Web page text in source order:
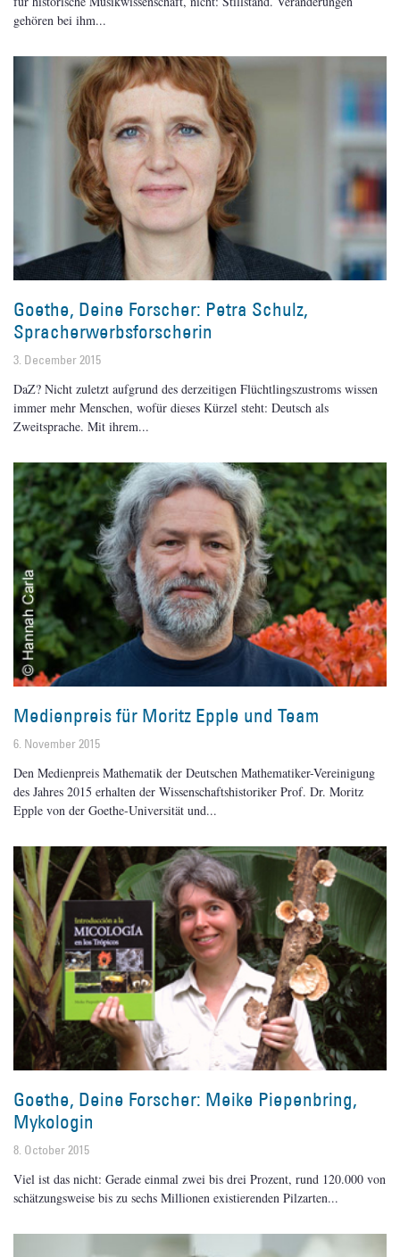
gehören bei ihm
Goethe, Deine Forscher: Petra Schulz,
Spracherwerbsforscherin
3. December 2015
DaZ? Nicht zuletzt aufgrund des derzeitigen Flüchtlingszustroms wissen
immer mehr Menschen, wofür dieses Kürzel steht: Deutsch als
Zweitsprache. Mit ihrem
Medienpreis für Moritz Epple und Team
6. November 2015
Den Medienpreis Mathematik der Deutschen Mathematiker-Vereinigung
des Jahres 2015 erhalten der Wissenschaftshistoriker Prof. Dr. Moritz
Epple von der Goethe-Universität und
Goethe, Deine Forscher: Meike Piepenbring,
Mykologin
8. October 2015
Viel ist das nicht: Gerade einmal zwei bis drei Prozent, rund 120.000 von
schätzungsweise bis zu sechs Millionen existierenden Pilzarten